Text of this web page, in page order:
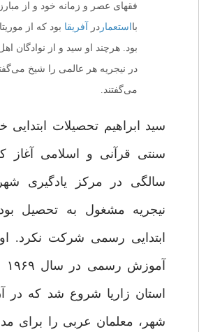
فقهای عصر و زمانه خود و از
با استعمار در آفریقا بود که از‌
بود. هرچند او سید و از نوادگان
در‌ نیجریه هر عالمی را شیخ
می‌گفتند.
سید ابراهیم تحصیلات
سالگی در مرکز یادگیری
نیجریه مشغول به تحصیل
ابتدایی رسمی شرکت نکرد.
استان زاریا شروع شد که در
شهر، معلمان عربی را برای